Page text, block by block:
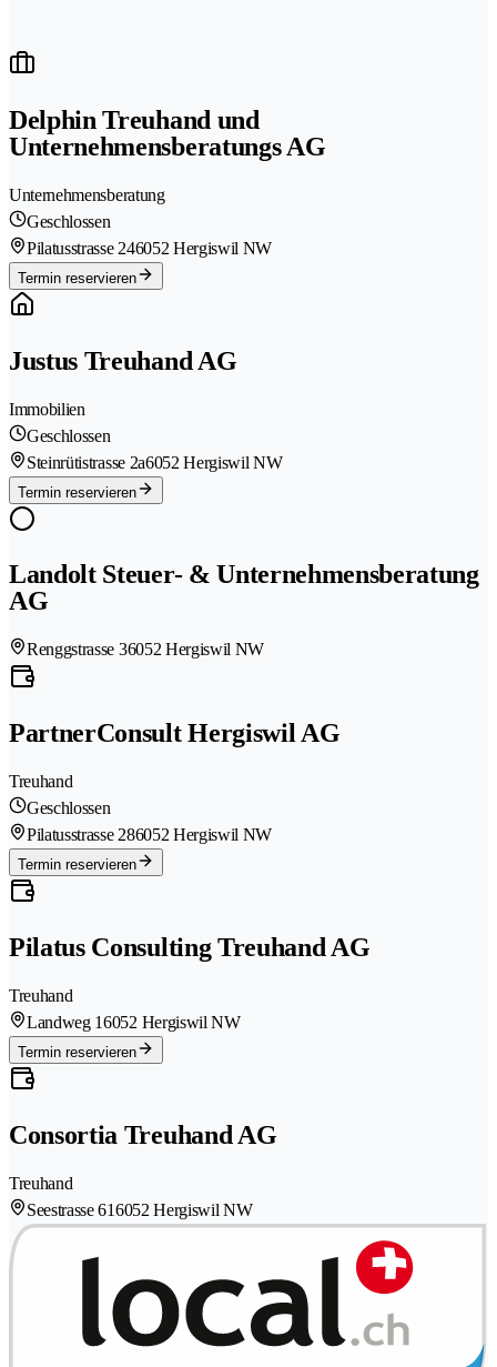
Delphin Treuhand und
Unternehmensberatungs AG
Unternehmensberatung
Geschlossen
Pilatusstrasse 246052 Hergiswil NW
Termin reservieren
Justus Treuhand AG
Immobilien
Geschlossen
Steinrütistrasse 2a6052 Hergiswil NW
Termin reservieren
Landolt Steuer- & Unternehmensberatung
AG
Renggstrasse 36052 Hergiswil NW
PartnerConsult Hergiswil AG
Treuhand
Geschlossen
Pilatusstrasse 286052 Hergiswil NW
Termin reservieren
Pilatus Consulting Treuhand AG
Treuhand
Landweg 16052 Hergiswil NW
Termin reservieren
Consortia Treuhand AG
Treuhand
Seestrasse 616052 Hergiswil NW